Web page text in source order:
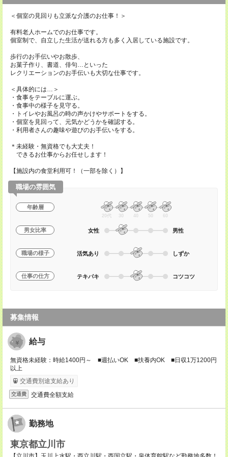
＜個室の見回りも立派な介護のお仕事！＞
有料老人ホームでのお仕事です。
個室制で、自立した生活が送れる方も多く入居している施設です。
歩行のお手伝いやお散歩、
お菓子作り、書道、俳句…といった
レクリエーションのお手伝いも大切な仕事です。
＜具体的には…＞
・食事をテーブルに運ぶ。
・食事中の様子を見守る。
・トイレやお風呂の時の声かけやサポートをする。
・個室を見回って、元気かどうかを確認する。
・利用者さんの趣味や遊びのお手伝いをする。
＊未経験・無資格でも大丈夫！
できるお仕事からお任せします！
【施設内の食堂利用可！（一部を除く）】
職場の雰囲気
年齢層
20代 30 40 50 60
男女比率 女性 男性
職場の様子 活気あり しずか
仕事の仕方 テキパキ コツコツ
募集情報
給与
無資格未経験：時給1400円～ ■週払いOK ■扶養内OK ■日収1万1200円
以上
交通費別途支給あり
交通費 交通費全額支給
勤務地
東京都立川市